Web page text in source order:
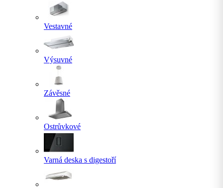
Vestavné
Výsuvné
Závěsné
Ostrůvkové
Varná deska s digestoří